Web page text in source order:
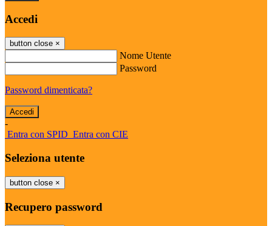
Accedi
button close ×
Nome Utente
Password
Password dimenticata?
-
Entra con SPID Entra con CIE
Seleziona utente
button close ×
Recupero password